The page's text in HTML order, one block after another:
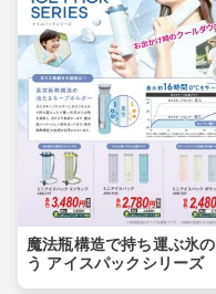
魔法瓶構造で持ち運ぶ氷の
う アイスパックシリーズ